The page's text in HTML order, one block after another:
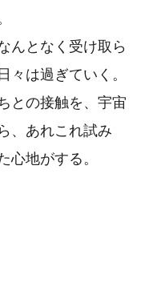
んとなく受け取ら
々は過ぎていく。
との接触を、宇宙
、あれこれ試み
心地がする。